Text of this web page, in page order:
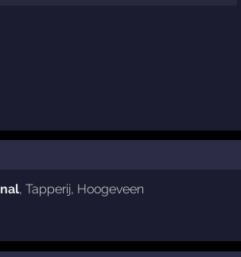
, Tapperij, Hoogeveen